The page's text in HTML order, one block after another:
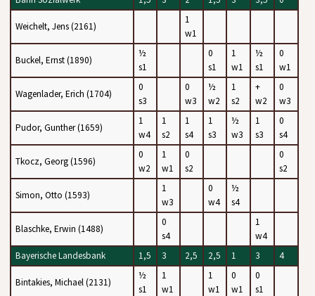
Weichelt, Jens (2161)
1
w1
Buckel, Ernst (1890)
½
s1
0
s1
1
w1
½
s1
0
w1
Wagenlader, Erich (1704)
0
s3
0
w3
½
w2
1
s2
+
w2
0
w3
Pudor, Gunther (1659)
1
w4
1
s2
1
s4
1
s3
½
w3
1
s3
0
s4
Tkocz, Georg (1596)
0
w2
1
w1
0
s2
0
s2
Simon, Otto (1593)
1
w3
0
w4
½
s4
Blaschke, Erwin (1488)
0
s4
1
w4
Bayerische Landesbank
1,5 3 2,5 2,5 1 3 4
Bintakies, Michael (2131)
½
s1
1
w1
1
w1
0
w1
0
s1